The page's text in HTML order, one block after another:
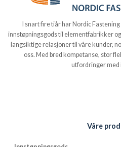
I snart fire tiår har Nordic
innstøpningsgods til elementfabrikker
langsiktige relasjoner til våre kunder,
oss. Med bred kompetanse, stor
utfordringer med
Våre